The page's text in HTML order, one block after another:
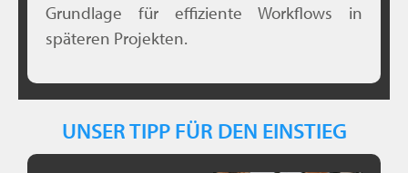
Grundlage für effiziente Workflows in
späteren Projekten.
UNSER TIPP FÜR DEN EINSTIEG